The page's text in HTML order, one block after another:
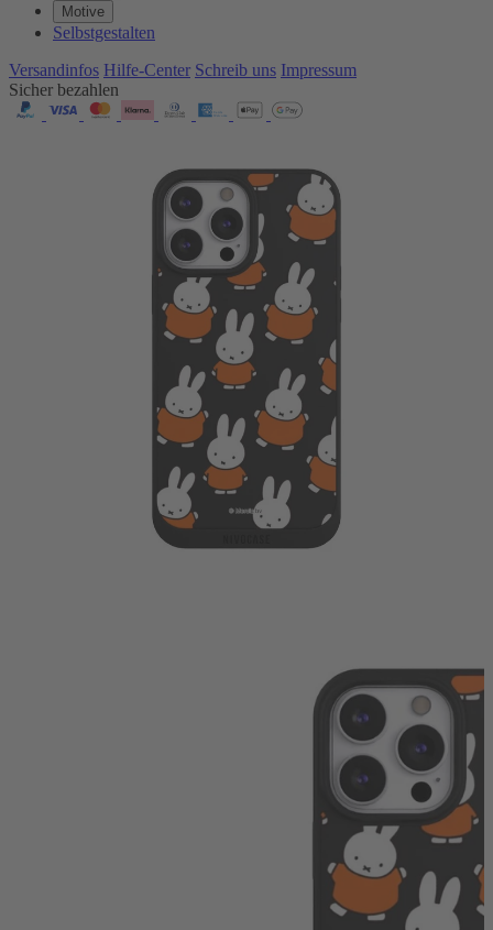
Motive
Selbstgestalten
Versandinfos Hilfe-Center Schreib uns Impressum
Sicher bezahlen